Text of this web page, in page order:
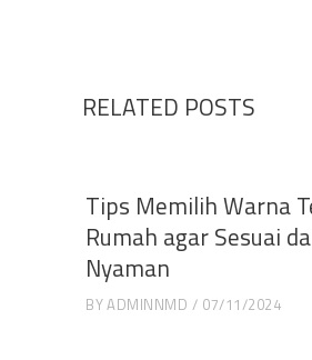
RELATED POSTS
Tips Memilih Warna
Rumah agar Sesuai
Nyaman
BYADMINNMD 07/11/2024